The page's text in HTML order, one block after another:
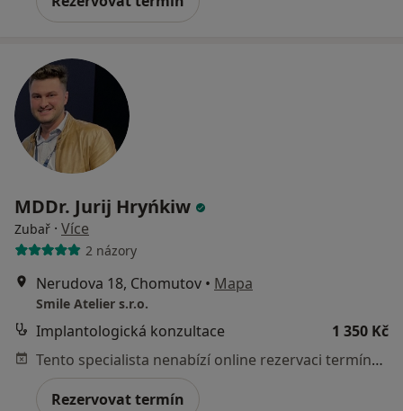
MDDr. Jurij Hryńkiw
Zubař · Více
2 názory
Nerudova 18, Chomutov • Mapa
Smile Atelier s.r.o.
Implantologická konzultace
1 350 Kč
Tento specialista nenabízí online rezervaci termínu na této adrese.
Rezervovat termín